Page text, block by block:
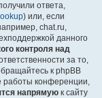
ответа,
) или, если
chat.ru,
данного
контроля над
за то,
к phpBB
работы конференции,
напрямую к сайту